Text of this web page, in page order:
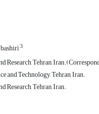
3
Research, Tehran,
and Technology, Tehran, Iran.
Research, Tehran, Iran.